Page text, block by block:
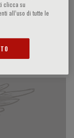
clicca su
all’uso di tutte le